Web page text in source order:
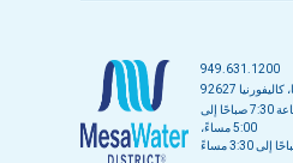
949.631.1200
من الاثنين إلى الخميس من الساعة 7:30 صباحًا إلى
5:00 مساءً،